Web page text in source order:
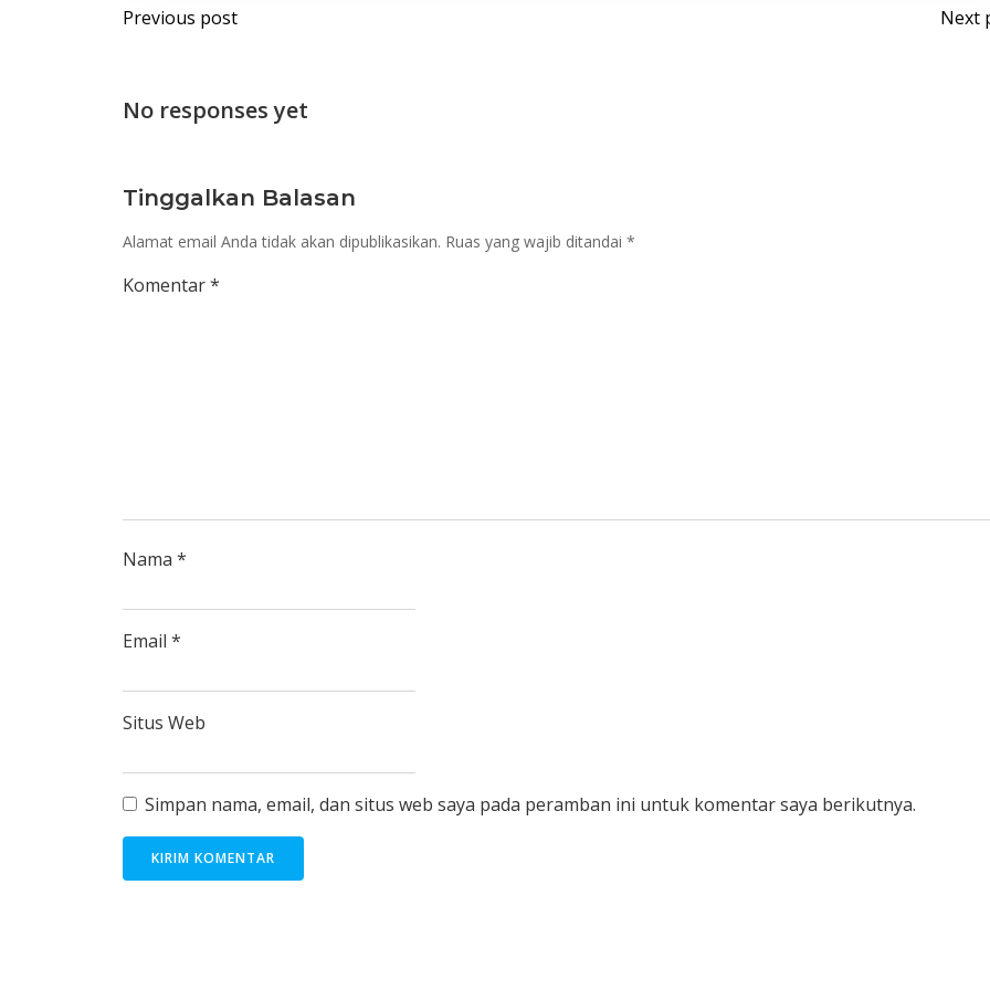
Post
Previous post Next
No responses yet
Tinggalkan Balasan
Alamat email Anda tidak akan dipublikasikan. Ruas yang wajib ditandai *
Komentar*
Nama *
Email *
Situs Web
Simpan nama, email, dan situs web saya pada peramban ini untuk komentar saya berikutnya.